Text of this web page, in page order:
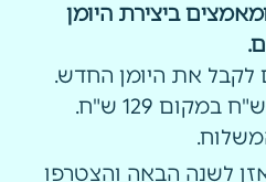
ביצירת היומן
לקבל את היומן החדש.
72 ש"ח במקום 129 ש"ח.
לשנה הבאה והצטרפו